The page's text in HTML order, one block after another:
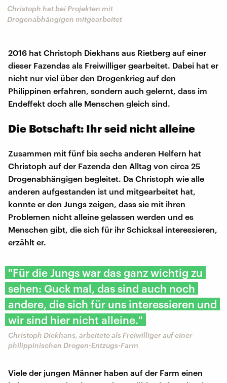
Christoph hat bei Projekten mit
Drogenabhängigen mitgearbeitet
2016 hat Christoph Diekhans aus Rietberg auf einer
dieser Fazendas als Freiwilliger gearbeitet. Dabei hat er
nicht nur viel über den Drogenkrieg auf den
Philippinen erfahren, sondern auch gelernt, dass im
Endeffekt doch alle Menschen gleich sind.
Die Botschaft: Ihr seid nicht alleine
Zusammen mit fünf bis sechs anderen Helfern hat
Christoph auf der Fazenda den Alltag von circa 25
Drogenabhängigen begleitet. Da Christoph wie alle
anderen aufgestanden ist und mitgearbeitet hat,
konnte er den Jungs zeigen, dass sie mit ihren
Problemen nicht alleine gelassen werden und es
Menschen gibt, die sich für ihr Schicksal interessieren,
erzählt er.
"Für die Jungs war das ganz wichtig zu
sehen: Guck mal, das sind auch noch
andere, die sich für uns interessieren und
wir sind hier nicht alleine."
Christoph Diekhans, arbeitete als Freiwilliger auf einer
philippinischen Drogen-Entzugs-Farm
Viele der jungen Männer haben auf der Farm einen